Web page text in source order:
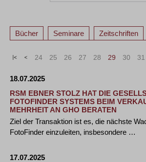
Bücher Seminare Zeitschriften
« < 24 25 26 27 28 29 30 31
18.07.2025
RSM EBNER STOLZ HAT DIE
FOTOFINDER SYSTEMS BEIM
MEHRHEIT AN GHO BERATEN
Ziel der Transaktion ist es, die nächste
FotoFinder einzuleiten, insbesondere …
17.07.2025